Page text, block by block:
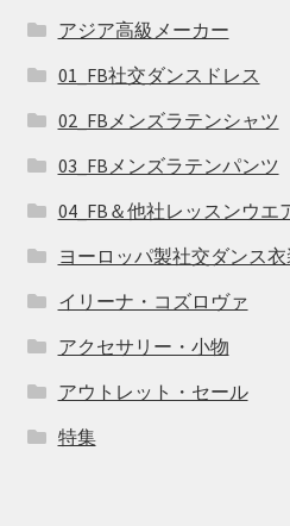
アジア高級メーカー
01_FB社交ダンスドレス
02_FBメンズラテンシャツ
03_FBメンズラテンパンツ
04_FB＆他社レッスンウエ
ヨーロッパ製社交ダンス衣
イリーナ・コズロヴァ
アクセサリー・小物
アウトレット・セール
特集